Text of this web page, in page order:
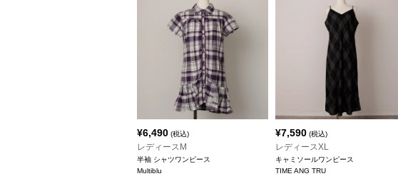
¥6,490 (税込)
レディースM
半袖 シャツワンピース
Multiblu
¥7,590 (税込)
レディースXL
キャミソールワンピース
TIME ANG TRU